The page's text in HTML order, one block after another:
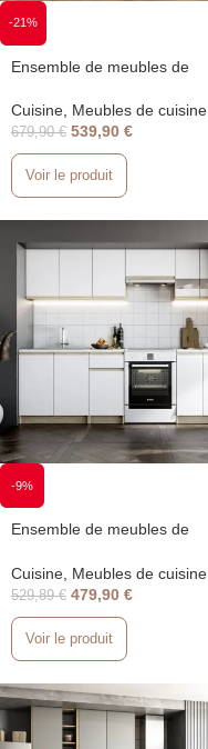
-21%
Ensemble de meubles de
Katarina 2,4 m Graphite LUX
Cuisine Meubles de cuisine
679,90€ 539,90 €
Voir le produit
-9%
Ensemble de meubles de
chêne Naturel Katarina LUX
2,4 m
Cuisine Meubles de cuisine
529,89€ 479,90 €
Voir le produit